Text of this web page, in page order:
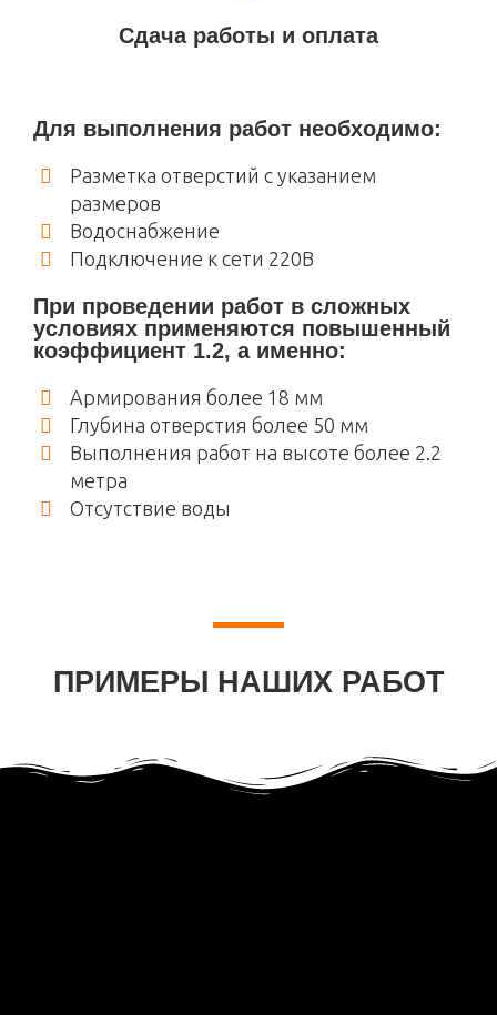
Сдача работы и оплата
Для выполнения работ необходимо:
Разметка отверстий с указанием
размеров
Водоснабжение
Подключение к сети 220В
При проведении работ в сложных
условиях применяются повышенный
коэффициент 1.2, а именно:
Армирования более 18 мм
Глубина отверстия более 50 мм
Выполнения работ на высоте более 2.2
метра
Отсутствие воды
ПРИМЕРЫ НАШИХ РАБОТ